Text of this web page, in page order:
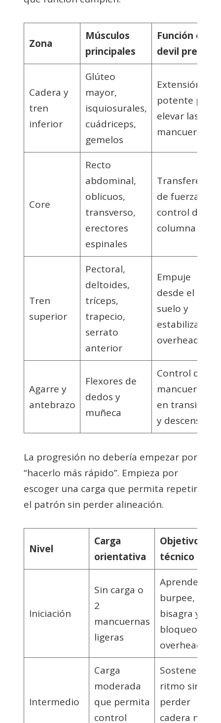
Zona
Músculos
principales
Función en el
devil press
Cadera y
tren
inferior
Glúteo
mayor,
isquiosurales,
cuádriceps,
gemelos
Extensión
potente para
elevar las
mancuernas
Core
Recto
abdominal,
oblicuos,
transverso,
erectores
espinales
Transferencia
de fuerza y
control de
columna
Tren
superior
Pectoral,
deltoides,
tríceps,
trapecio,
serrato
anterior
Empuje
desde el
suelo y
estabilización
overhead
Agarre y
antebrazo
Flexores de
dedos y
muñeca
Control de
mancuernas
en transición
y descenso
La progresión no debería empezar por
“hacerlo más rápido”. Empieza por
escoger una carga que permita repetir
el patrón sin perder alineación.
Nivel
Carga
orientativa
Objetivo
técnico
Iniciación
Sin carga o
2
mancuernas
ligeras
Aprender
burpee,
bisagra y
bloqueo
overhead
Intermedio
Carga
moderada
que permita
control
Sostener
ritmo sin
perder
cadera ni